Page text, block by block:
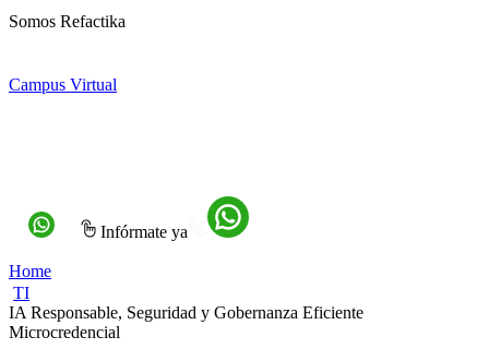
Somos Refactika
Campus Virtual
Infórmate ya
Home
TI
IA Responsable, Seguridad y Gobernanza Eficiente
Microcredencial